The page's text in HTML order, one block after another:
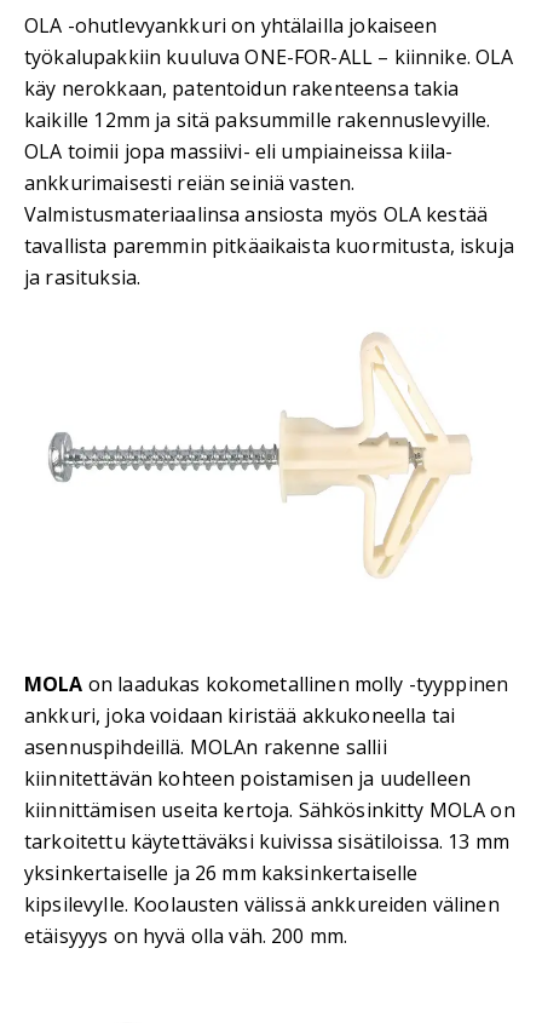
OLA -ohutlevyankkuri on yhtälailla jokaiseen
työkalupakkiin kuuluva ONE-FOR-ALL – kiinnike. OLA
käy nerokkaan, patentoidun rakenteensa takia
kaikille 12mm ja sitä paksummille rakennuslevyille.
OLA toimii jopa massiivi- eli umpiaineissa kiila-
ankkurimaisesti reiän seiniä vasten.
Valmistusmateriaalinsa ansiosta myös OLA kestää
tavallista paremmin pitkäaikaista kuormitusta, iskuja
ja rasituksia.
MOLA on laadukas kokometallinen molly -tyyppinen
ankkuri, joka voidaan kiristää akkukoneella tai
asennuspihdeillä. MOLAn rakenne sallii
kiinnitettävän kohteen poistamisen ja uudelleen
kiinnittämisen useita kertoja. Sähkösinkitty MOLA on
tarkoitettu käytettäväksi kuivissa sisätiloissa. 13 mm
yksinkertaiselle ja 26 mm kaksinkertaiselle
kipsilevylle. Koolausten välissä ankkureiden välinen
etäisyyys on hyvä olla väh. 200 mm.